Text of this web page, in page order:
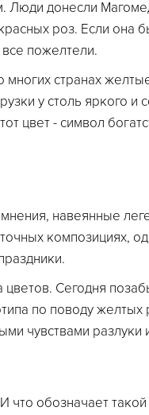
донесли
роз. Если она
пожелтели.
странах
у столь яркого
цвет - символ
навеянные
композициях,
Сегодня
по поводу желтых
чувствами разлуки
обозначает такой